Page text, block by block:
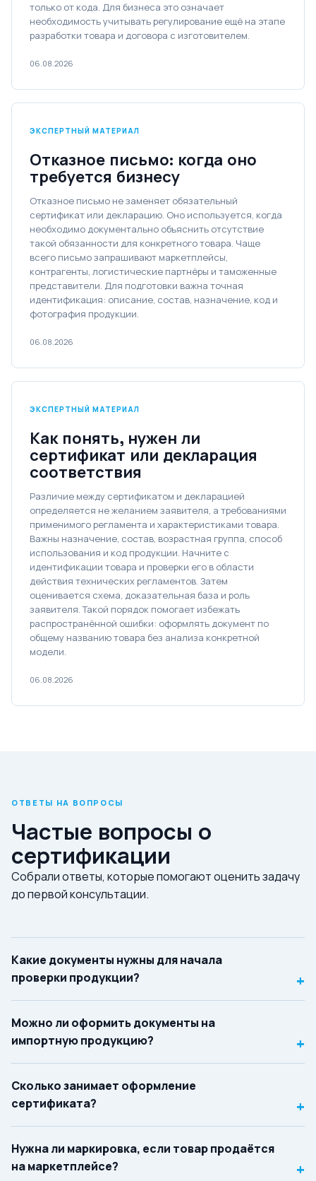
только от кода. Для бизнеса это означает
необходимость учитывать регулирование ещё на этапе
разработки товара и договора с изготовителем.
06.08.2026
ЭКСПЕРТНЫЙ МАТЕРИАЛ
Отказное письмо: когда оно
требуется бизнесу
Отказное письмо не заменяет обязательный
сертификат или декларацию. Оно используется, когда
необходимо документально объяснить отсутствие
такой обязанности для конкретного товара. Чаще
всего письмо запрашивают маркетплейсы,
контрагенты, логистические партнёры и таможенные
представители. Для подготовки важна точная
идентификация: описание, состав, назначение, код и
фотография продукции.
06.08.2026
ЭКСПЕРТНЫЙ МАТЕРИАЛ
Как понять, нужен ли
сертификат или декларация
соответствия
Различие между сертификатом и декларацией
определяется не желанием заявителя, а требованиями
применимого регламента и характеристиками товара.
Важны назначение, состав, возрастная группа, способ
использования и код продукции. Начните с
идентификации товара и проверки его в области
действия технических регламентов. Затем
оценивается схема, доказательная база и роль
заявителя. Такой порядок помогает избежать
распространённой ошибки: оформлять документ по
общему названию товара без анализа конкретной
модели.
06.08.2026
ОТВЕТЫ НА ВОПРОСЫ
Частые вопросы о
сертификации
Собрали ответы, которые помогают оценить задачу
до первой консультации.
Какие документы нужны для начала
проверки продукции?
+
Можно ли оформить документы на
импортную продукцию?
+
Сколько занимает оформление
сертификата?
+
Нужна ли маркировка, если товар продаётся
на маркетплейсе?
+